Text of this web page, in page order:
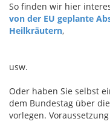
So finden wir hier
von der EU geplante
Heilkräutern,
usw.
Oder haben Sie selbst
dem Bundestag über
vorlegen.